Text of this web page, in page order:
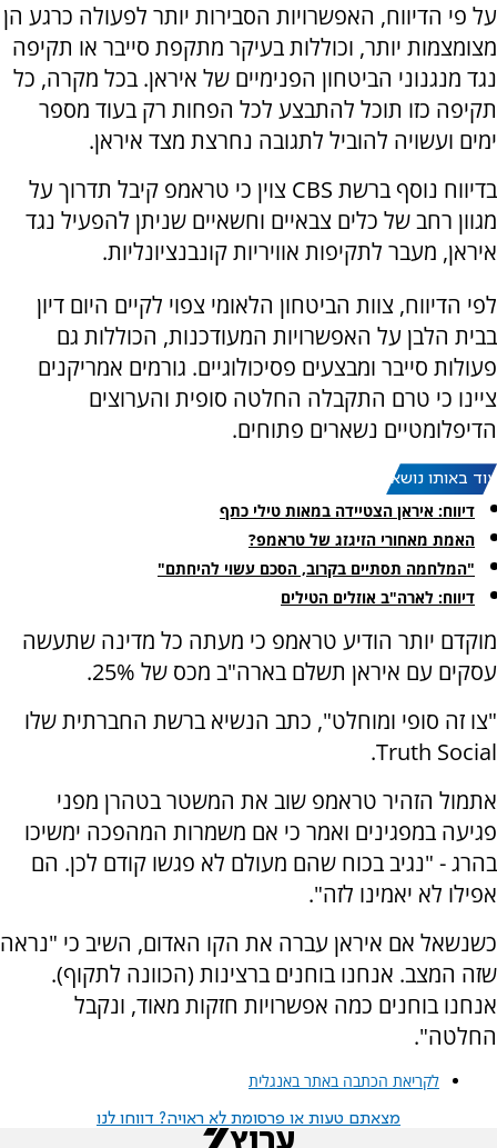
על פי הדיווח, האפשרויות הסבירות יותר לפעולה כרגע הן
מצומצמות יותר, וכוללות בעיקר מתקפת סייבר או תקיפה
נגד מנגנוני הביטחון הפנימיים של איראן. בכל מקרה, כל
תקיפה כזו תוכל להתבצע לכל הפחות רק בעוד מספר
ימים ועשויה להוביל לתגובה נחרצת מצד איראן.
בדיווח נוסף ברשת CBS צוין כי טראמפ קיבל תדרוך על
מגוון רחב של כלים צבאיים וחשאיים שניתן להפעיל נגד
איראן, מעבר לתקיפות אוויריות קונבנציונליות.
לפי הדיווח, צוות הביטחון הלאומי צפוי לקיים היום דיון
בבית הלבן על האפשרויות המעודכנות, הכוללות גם
פעולות סייבר ומבצעים פסיכולוגיים. גורמים אמריקנים
ציינו כי טרם התקבלה החלטה סופית והערוצים
הדיפלומטיים נשארים פתוחים.
עוד באותו נושא:
דיווח: איראן הצטיידה במאות טילי כתף
האמת מאחורי הזיגזג של טראמפ?
"המלחמה תסתיים בקרוב, הסכם עשוי להיחתם"
דיווח: לארה"ב אוזלים הטילים
מוקדם יותר הודיע טראמפ כי מעתה כל מדינה שתעשה
עסקים עם איראן תשלם בארה"ב מכס של 25%.
"צו זה סופי ומוחלט", כתב הנשיא ברשת החברתית שלו
Truth Social.
אתמול הזהיר טראמפ שוב את המשטר בטהרן מפני
פגיעה במפגינים ואמר כי אם משמרות המהפכה ימשיכו
בהרג - "נגיב בכוח שהם מעולם לא פגשו קודם לכן. הם
אפילו לא יאמינו לזה".
כשנשאל אם איראן עברה את הקו האדום, השיב כי "נראה
שזה המצב. אנחנו בוחנים ברצינות (הכוונה לתקוף).
אנחנו בוחנים כמה אפשרויות חזקות מאוד, ונקבל
החלטה".
לקריאת הכתבה באתר באנגלית
מצאתם טעות או פרסומת לא ראויה? דווחו לנו